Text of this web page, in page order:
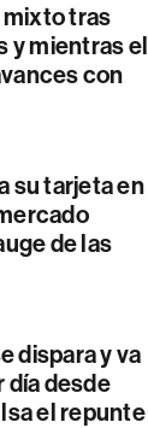
tras
y mientras el
con
su tarjeta en
de las
dispara y va
día desde
el repunte